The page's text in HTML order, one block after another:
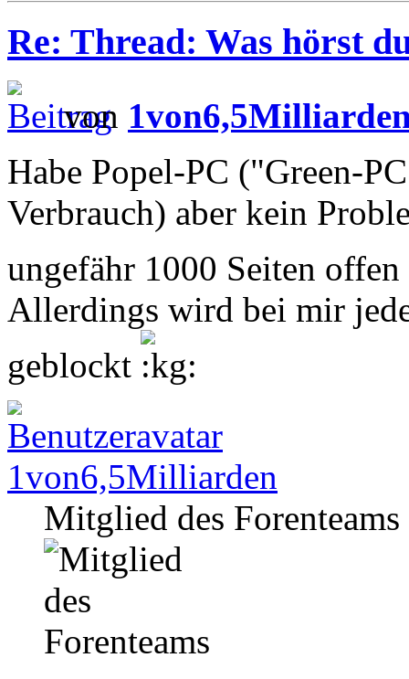
Re: Thread: Was hörst
von
Habe Popel-PC ("Green-
Verbrauch) aber kein
ungefähr 1000 Seiten offen
Allerdings wird bei mir
geblockt
1von6,5Milliarden
Mitglied des Forenteams